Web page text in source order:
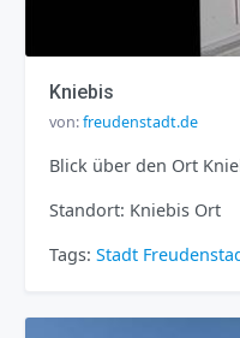
Kniebis
von:freudenstadt.de
Blick über den Ort
Standort: Kniebis Ort
Tags: Stadt